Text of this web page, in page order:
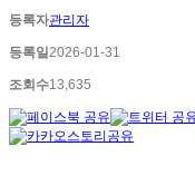
등록자관리자
등록일2026-01-31
조회수13,635